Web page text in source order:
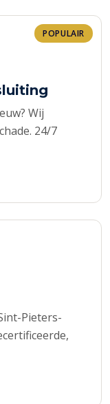
POPULAIR
Wij
24/7
Pieters-